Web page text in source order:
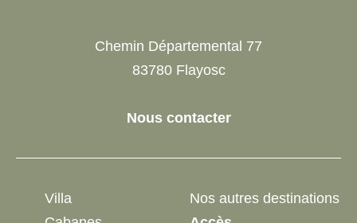
Chemin Départemental 77
83780 Flayosc
Nous contacter
Villa
Nos autres destinations